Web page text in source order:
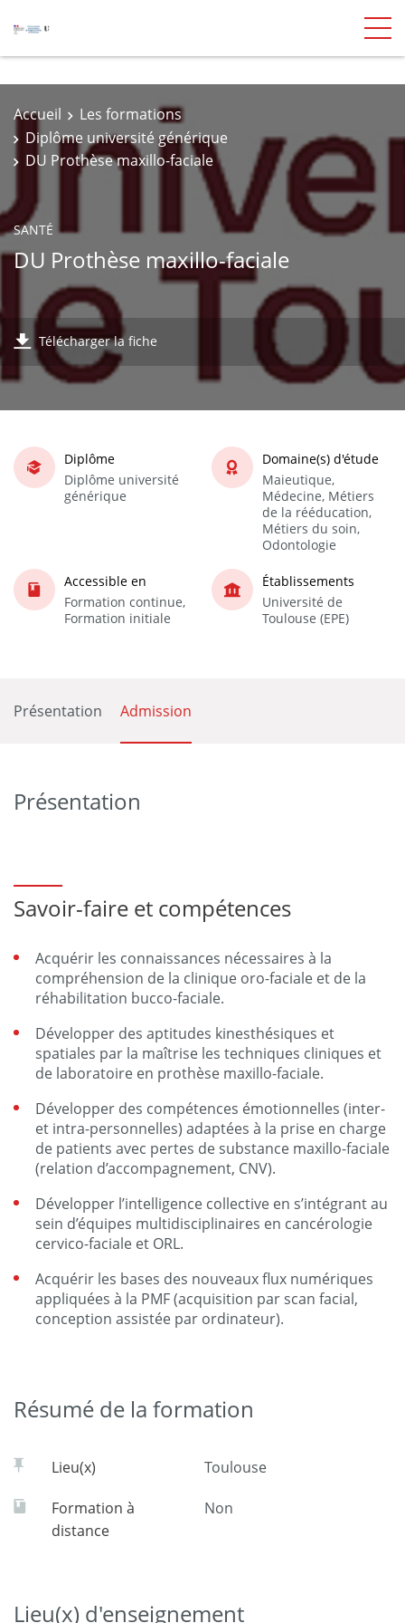
Accueil
Les formations
Diplôme université générique
DU Prothèse maxillo-faciale
SANTÉ
DU Prothèse maxillo-faciale
Télécharger la fiche
Diplôme
Diplôme université
générique
Domaine(s) d'étude
Maieutique,
Médecine, Métiers
de la rééducation,
Métiers du soin,
Odontologie
Accessible en
Formation continue,
Formation initiale
Établissements
Université de
Toulouse (EPE)
Présentation Admission
Présentation
Savoir-faire et compétences
Acquérir les connaissances nécessaires à la
compréhension de la clinique oro-faciale et de la
réhabilitation bucco-faciale.
Développer des aptitudes kinesthésiques et
spatiales par la maîtrise les techniques cliniques et
de laboratoire en prothèse maxillo-faciale.
Développer des compétences émotionnelles (inter-
et intra-personnelles) adaptées à la prise en charge
de patients avec pertes de substance maxillo-faciale
(relation d’accompagnement, CNV).
Développer l’intelligence collective en s’intégrant au
sein d’équipes multidisciplinaires en cancérologie
cervico-faciale et ORL.
Acquérir les bases des nouveaux flux numériques
appliquées à la PMF (acquisition par scan facial,
conception assistée par ordinateur).
Résumé de la formation
Lieu(x) Toulouse
Formation à
distance
Non
Lieu(x) d'enseignement